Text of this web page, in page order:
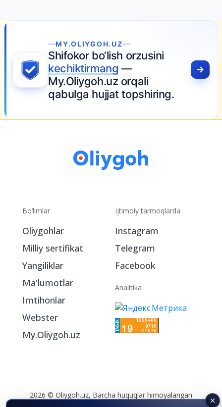
MY.OLIYGOH.UZ
Shifokor bo‘lish orzusini
kechiktirmang —
My.Oliygoh.uz orqali
qabulga hujjat topshiring.
Bo‘limlar
Oliygohlar
Milliy sertifikat
Yangiliklar
Ma'lumotlar
Imtihonlar
Webster
My.Oliygoh.uz
Ijtimoiy tarmoqlarda
Instagram
Telegram
Facebook
Analitika
2026 © Oliygoh.uz, Barcha huquqlar himoyalangan